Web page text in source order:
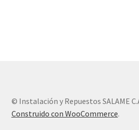
© Instalación y Repuestos SALAME
Construido con WooCommerce.